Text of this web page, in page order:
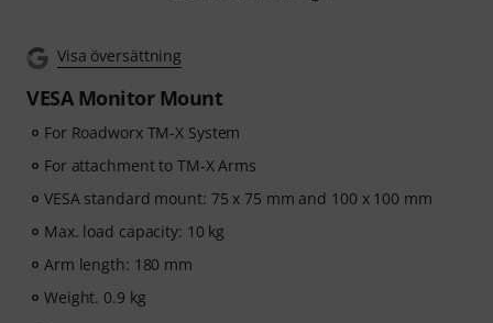
Visa översättning
VESA Monitor Mount
For Roadworx TM-X System
For attachment to TM-X Arms
VESA standard mount: 75 x 75 mm and 100 x 100 mm
Max. load capacity: 10 kg
Arm length: 180 mm
Weight. 0.9 kg